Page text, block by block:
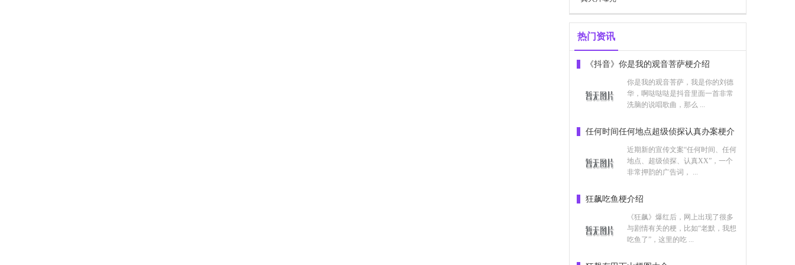
热门资讯
《抖音》你是我的观音菩萨梗介绍
你是我的观音菩萨，我是你的刘德
华，啊哒哒哒是抖音里面一首非常
洗脑的说唱歌曲，那么 ...
任何时间任何地点超级侦探认真办案梗介
近期新的宣传文案“任何时间、任何
地点、超级侦探、认真XX”，一个
非常押韵的广告词， ...
狂飙吃鱼梗介绍
《狂飙》爆红后，网上出现了很多
与剧情有关的梗，比如“老默，我想
吃鱼了”，这里的吃 ...